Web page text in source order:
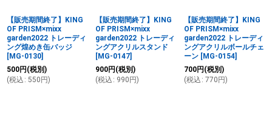
【販売期間終了】KING
OF PRISM×mixx
garden2022 トレーディ
ング煌めき缶バッジ
[MG-0130]
500円 (税別)
(税込 : 550 円)
【販売期間終了】KING
OF PRISM×mixx
garden2022 トレーディ
ングアクリルスタンド
[MG-0147]
900円 (税別)
(税込 : 990 円)
【販売期間終了】KING
OF PRISM×mixx
garden2022 トレーディ
ングアクリルボールチェ
ーン [MG-0154]
700円 (税別)
(税込 : 770 円)